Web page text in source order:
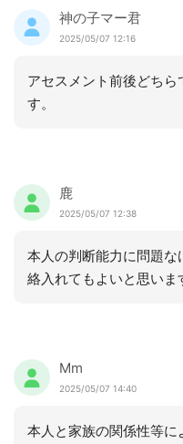
神の子マー君
2025/05/07 12:16
アセスメント前後どち
す。
鹿
2025/05/07 12:38
本人の判断能力に問題
絡入れてもよいと思いま
Mm
2025/05/07 14:40
本人と家族の関係性等